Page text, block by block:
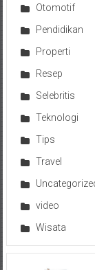
Otomotif
Pendidikan
Properti
Resep
Selebritis
Teknologi
Tips
Travel
video
Wisata